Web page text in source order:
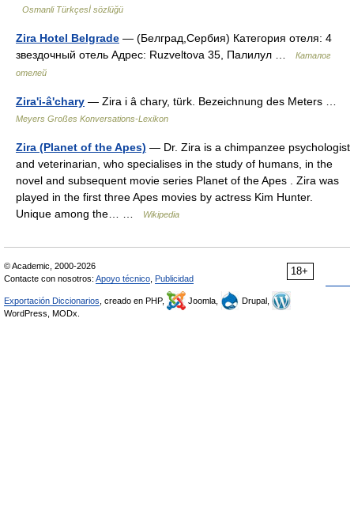
Osmanli Türkçesİ sözlüğü
Zira Hotel Belgrade — (Белград,Сербия) Категория отеля: 4
звездочный отель Адрес: Ruzveltova 35, Палилул …
Каталог
отелей
Zira'i-â'chary — Zira i â chary, türk. Bezeichnung des Meters …
Meyers Großes Konversations-Lexikon
Zira (Planet of the Apes) — Dr. Zira is a chimpanzee psychologist
and veterinarian, who specialises in the study of humans, in the
novel and subsequent movie series Planet of the Apes . Zira was
played in the first three Apes movies by actress Kim Hunter.
Unique among the… …
Wikipedia
18+
© Academic, 2000-2026
Contacte con nosotros: Apoyo técnico Publicidad
Exportación Diccionarios , creado en PHP, Joomla,
Drupal,
WordPress, MODx.